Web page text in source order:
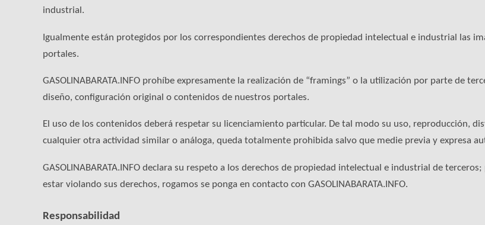
industrial.
Igualmente están protegidos por los correspondientes derechos de propiedad intelectual e industrial las
portales.
GASOLINABARATA.INFO prohíbe expresamente la realización de “framings” o la utilización por parte de
diseño, configuración original o contenidos de nuestros portales.
El uso de los contenidos deberá respetar su licenciamiento particular. De tal modo su uso, reproducción,
cualquier otra actividad similar o análoga, queda totalmente prohibida salvo que medie previa y expresa
GASOLINABARATA.INFO declara su respeto a los derechos de propiedad intelectual e industrial de
estar violando sus derechos, rogamos se ponga en contacto con GASOLINABARATA.INFO.
Responsabilidad